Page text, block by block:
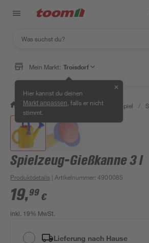
Mein Markt: Troisdorf
Hier kannst du deinen
Markt anpassen , falls er nicht
stimmt.
✕
/ Garten & Freizeit / Outdoor & Spiel /
Spielzeug-Gießkanne 3 l
Produktdetails | Artikelnummer:4900085
19,99 €
inkl. 19% MwSt.
Lieferung nach Hause